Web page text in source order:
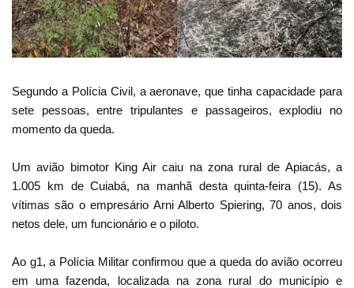
Segundo a Polícia Civil, a aeronave, que tinha capacidade para
sete pessoas, entre tripulantes e passageiros, explodiu no
momento da queda.
Um avião bimotor King Air caiu na zona rural de Apiacás, a
1.005 km de Cuiabá, na manhã desta quinta-feira (15). As
vítimas são o empresário Arni Alberto Spiering, 70 anos, dois
netos dele, um funcionário e o piloto.
Ao g1, a Polícia Militar confirmou que a queda do avião ocorreu
em uma fazenda, localizada na zona rural do município e